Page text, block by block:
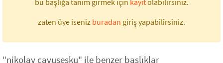
zaten üye iseniz buradan giriş yapabilirsiniz.
"nikolay çavuşesku" ile benzer başlıklar